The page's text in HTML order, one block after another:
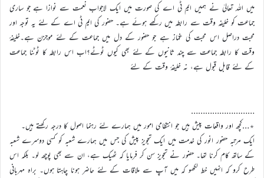
میں اللہ تعالیٰ نے ہمیں ایم ٹی اے کی صورت میں ایک لاجواب نعمت سے نوازا ہے جو ساری
جماعت کو خلیفہ وقت سے رابطہ میں رکھے ہوئے ہے۔ حضور کی ایم ٹی اے کے لئے یہ توجہ اور
محبت دراصل اس محبت کی غمّاز ہے جو حضور کے دل میں جماعت کے لئے موجزن ہے۔خلیفۂ
وقت کا رابطہ جماعت سے چند ثانیوں کے لئے بھی کیوں ٹوٹے؟اب اس رابطہ کا ٹوٹنا جماعت
کے لئے قابل قبول ہے، نہ خلیفۂ وقت کے لئے
………………………
٭…کچھ اور واقعات پیش ہیں جو انتظامی امور میں ہمارے لئے رہنما اصول کا درجہ رکھتے ہیں۔
ایک مرتبہ حضور انور کی خدمت میں ایک تجویز پیش کی جس میں ہمارے شعبہ کو کسی دوسرے شعبہ
کے ساتھ کام کرنا تھا۔ حضور نے تجویز سن کر فرمایا کہ ٹھیک ہے، ان سے بھی پوچھ لو۔ بلکہ اس
طرح کرو کہ انہیں خط لکھو کہ میں آپ سے ملاقات کے لئے حاضر ہونا چاہتا ہوں۔ براہ مہربانی